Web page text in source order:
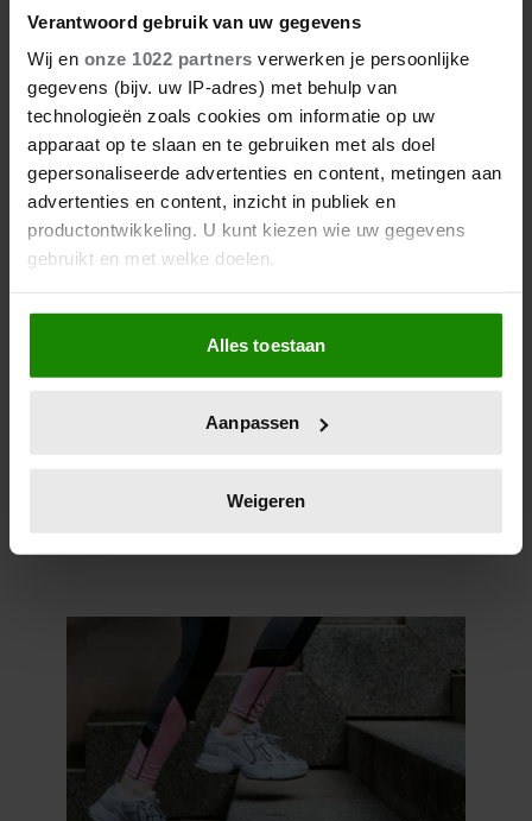
Verantwoord gebruik van uw gegevens
Wij en onze 1022 partners verwerken je persoonlijke
gegevens (bijv. uw IP-adres) met behulp van
technologieën zoals cookies om informatie op uw
apparaat op te slaan en te gebruiken met als doel
gepersonaliseerde advertenties en content, metingen aan
advertenties en content, inzicht in publiek en
productontwikkeling. U kunt kiezen wie uw gegevens
gebruikt en met welke doelen.
Als u het toestaat, willen we ook graag:
Informatie verzamelen over uw geografische
locatie, die tot een paar meter nauwkeurig kan zijn
scannen op specifieke eigenschappen (fingerprinting)
verwerkt en stel uw voorkeuren in het
intrekken in de Cookieverklaring.
personaliseren, om functies voor social media te bieden
en om ons websiteverkeer te analyseren. Ook delen we
informatie over uw gebruik van onze site met onze
partners voor social media, adverteren en analyse. Deze
partners kunnen deze gegevens combineren met andere
informatie die u aan ze heeft verstrekt of die ze hebben
verzameld op basis van uw gebruik van hun services. U
Alles toestaan
Aanpassen
Weigeren
De vaatwasser inruimen: dít
blijkt de beste manier
Voor eens en altijd van